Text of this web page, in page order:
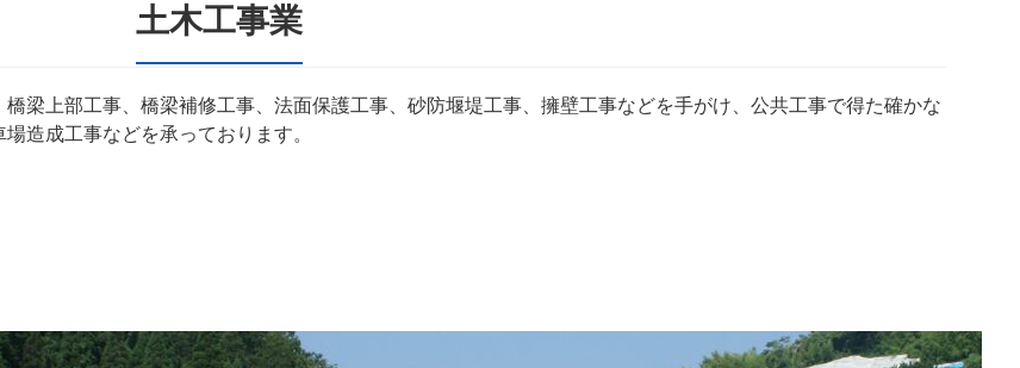
土木工事業
梁上部工事、橋梁補修工事、法面保護工事、砂防堰堤工事、擁壁工事などを手がけ、公共工事で得た確かな
造成工事などを承っております。